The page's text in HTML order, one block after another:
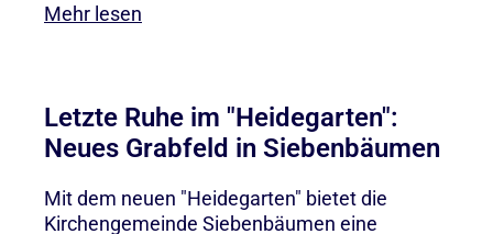
Mehr lesen
Letzte Ruhe im "Heidegarten":
Neues Grabfeld in Siebenbäumen
Mit dem neuen "Heidegarten" bietet die
Kirchengemeinde Siebenbäumen eine